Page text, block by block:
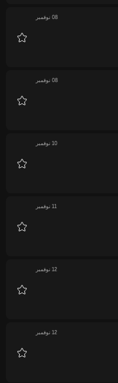
08 نوفمبر
08 نوفمبر
10 نوفمبر
11 نوفمبر
12 نوفمبر
12 نوفمبر